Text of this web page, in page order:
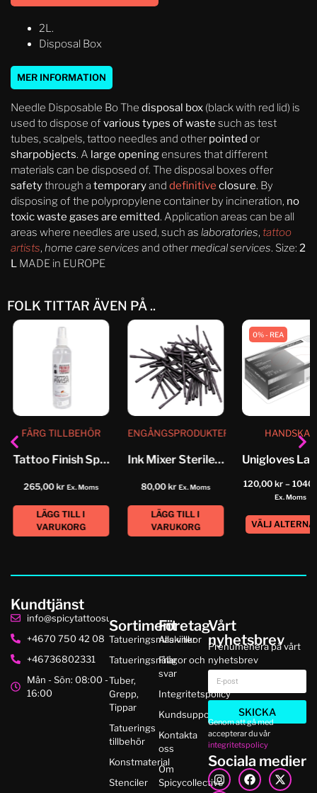
2L.
Disposal Box
MER INFORMATION
Needle Disposable Bo The disposal box (black with red lid) is
used to dispose of various types of waste such as test
tubes, scalpels, tattoo needles and other pointed or
sharpobjects. A large openingensures that different
materials can be disposed of. The disposal boxes offer
safetythrough a temporaryand definitive closure. By
disposing of the polypropylene container by incineration, no
toxic waste gases are emitted. Application areas can be all
areas where needles are used, such as laboratories, tattoo
artists, home care services and othermedical services. Size: 2
L MADE in EUROPE
FOLK TITTAR ÄVEN PÅ ..
FÄRG TILLBEHÖR
Tattoo Finish Spray
265,00kr Ex. Moms
LÄGG TILL I
VARUKORG
ENGÅNGSPRODUKTER
Ink Mixer Sterile Stirrers
80,00kr Ex. Moms
LÄGG TILL I
VARUKORG
0% - REA
HANDSKAR
120,00kr –
Ex. Moms
VÄLJ
Kundtjänst
info@spicytattoosupplies.se
+4670 750 42 08
+46736802331
Mån - Sön: 08:00 -
16:00
Sortiment
Tatueringsmaskiner
Tatueringsnålar
Tuber,
Grepp,
Tippar
Tatuerings
tillbehör
Konstmaterial
Stenciler
Företag
Alla villkor
Frågor och
svar
Integritetspolicy
Kundsupport
Kontakta
oss
Om
Spicycollective
Vårt
nyhetsbrev
Prenumenera på vårt
nyhetsbrev
SKICKA
Genom att gå med
accepterar du vår
integritetspolicy
Sociala medier